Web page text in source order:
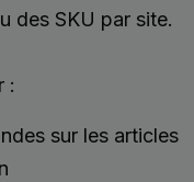
des SKU par site.
:
sur les articles